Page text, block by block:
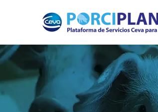
Home
Servicios
Biológicos